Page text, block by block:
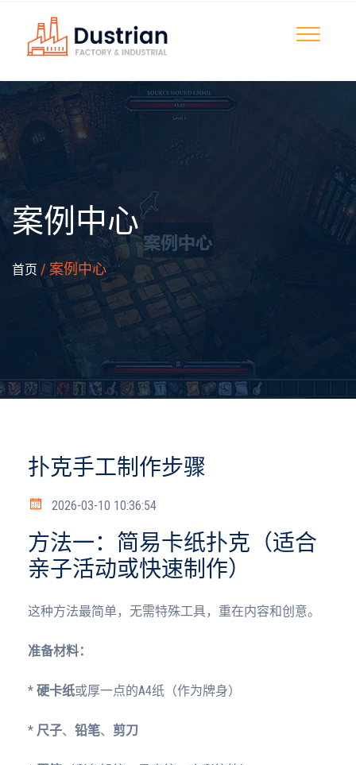
案例中心
首页 / 案例中心
扑克手工制作步骤
2026-03-10 10:36:54
方法一：简易卡纸扑克（适合
亲子活动或快速制作）
这种方法最简单，无需特殊工具，重在内容和创意。
准备材料：
* 硬卡纸或厚一点的A4纸（作为牌身）
* 尺子、 铅笔、 剪刀